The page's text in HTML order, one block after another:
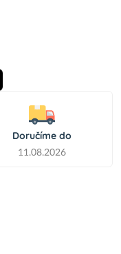
Doručíme do
11.08.2026